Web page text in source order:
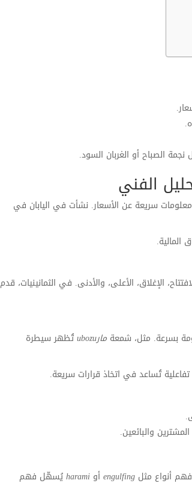
الصباح أو الغربان السود.
الفني
سريعة عن الأسعار. نشأت في اليابان في
المالية.
الإغلاق، الأعلى، والأدنى. في الثمانينيات، قدم
بسرعة. مثل، شمعةمارubozu
تُظهر سيطرة
تُساعد في اتخاذ قرارات سريعة.
والبائعين.
فهم أنواع مثلengulfingأوharamiيُسهّل فهم